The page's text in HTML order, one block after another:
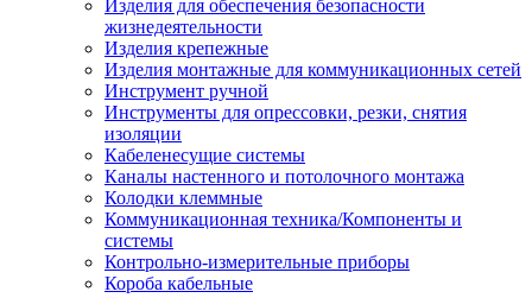
Изделия для обеспечения безопасности
жизнедеятельности
Изделия крепежные
Изделия монтажные для коммуникационных сетей
Инструмент ручной
Инструменты для опрессовки, резки, снятия
изоляции
Кабеленесущие системы
Каналы настенного и потолочного монтажа
Колодки клеммные
Коммуникационная техника/Компоненты и
системы
Контрольно-измерительные приборы
Короба кабельные